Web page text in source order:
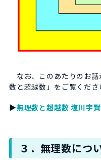
なお、このあたりのお話
数と超越数」をご覧くださ
▶無理数と超越数 塩川宇
３．無理数につ